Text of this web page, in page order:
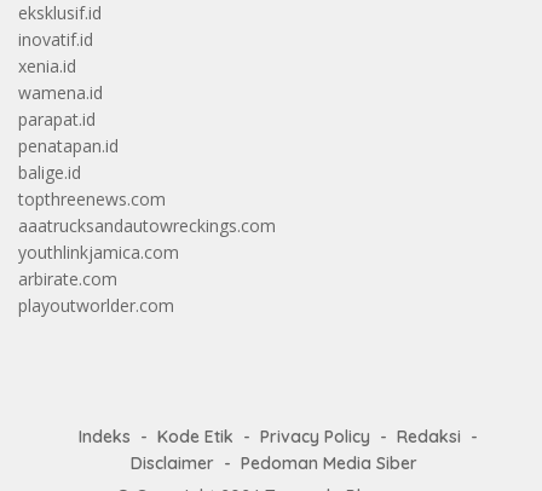
eksklusif.id
inovatif.id
xenia.id
wamena.id
parapat.id
penatapan.id
balige.id
topthreenews.com
aaatrucksandautowreckings.com
youthlinkjamica.com
arbirate.com
playoutworlder.com
Indeks Kode Etik Privacy Policy
Redaksi
Disclaimer
Pedoman Media Siber